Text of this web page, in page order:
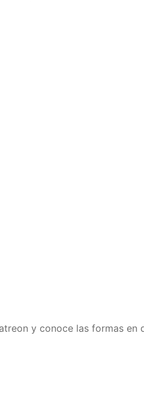
y conoce las formas en